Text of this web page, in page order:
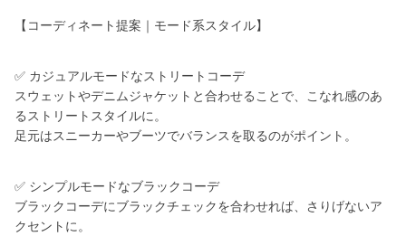
【コーディネート提案｜モード系スタイル】
✅ カジュアルモードなストリートコーデ
スウェットやデニムジャケットと合わせることで、こなれ感のあ
るストリートスタイルに。
足元はスニーカーやブーツでバランスを取るのがポイント。
✅ シンプルモードなブラックコーデ
ブラックコーデにブラックチェックを合わせれば、さりげないア
クセントに。